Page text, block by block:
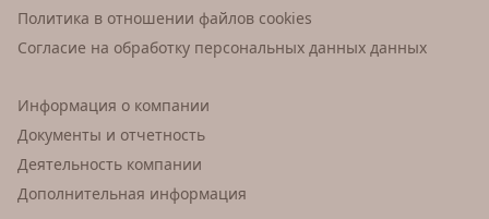
Политика в отношении файлов cookies
Согласие на обработку персональных данных данных
Информация о компании
Документы и отчетность
Деятельность компании
Дополнительная информация